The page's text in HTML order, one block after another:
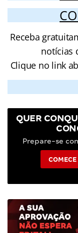
Receba
notícias
Clique no link
QUER
Prepare-se